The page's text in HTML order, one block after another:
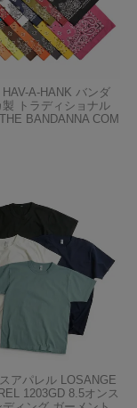
A-HANK バンダ
トラディショナル
BANDANNA COM
アパレル LOSANGE
1203GD 8.5オンス